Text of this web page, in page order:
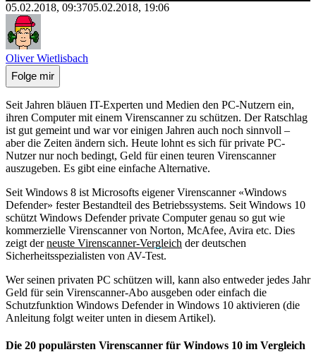
05.02.2018, 09:3705.02.2018, 19:06
Oliver Wietlisbach
Folge mir
Seit Jahren bläuen IT-Experten und Medien den PC-Nutzern ein,
ihren Computer mit einem Virenscanner zu schützen. Der Ratschlag
ist gut gemeint und war vor einigen Jahren auch noch sinnvoll –
aber die Zeiten ändern sich. Heute lohnt es sich für private PC-
Nutzer nur noch bedingt, Geld für einen teuren Virenscanner
auszugeben. Es gibt eine einfache Alternative.
Seit Windows 8 ist Microsofts eigener Virenscanner «Windows
Defender» fester Bestandteil des Betriebssystems. Seit Windows 10
schützt Windows Defender private Computer genau so gut wie
kommerzielle Virenscanner von Norton, McAfee, Avira etc. Dies
zeigt derneuste Virenscanner-Vergleich der deutschen
Sicherheitsspezialisten von AV-Test.
Wer seinen privaten PC schützen will, kann also entweder jedes Jahr
Geld für sein Virenscanner-Abo ausgeben oder einfach die
Schutzfunktion Windows Defender in Windows 10 aktivieren (die
Anleitung folgt weiter unten in diesem Artikel).
Die 20 populärsten Virenscanner für Windows 10 im Vergleich